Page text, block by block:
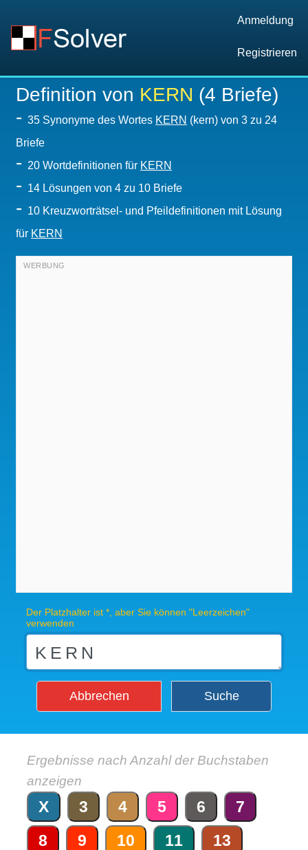
Anmeldung
Registrieren
Definition von KERN (4 Briefe)
- 35 Synonyme des Wortes KERN (kern) von 3 zu 24
Briefe
- 20 Wortdefinitionen für KERN
- 14 Lösungen von 4 zu 10 Briefe
- 10 Kreuzworträtsel- und Pfeildefinitionen mit Lösung
für KERN
Der Platzhalter ist *, aber Sie können "Leerzeichen"
verwenden
Abbrechen Suche
Ergebnisse nach Anzahl der Buchstaben
anzeigen
X 3 4 5 6
7
8
9 10 11
13